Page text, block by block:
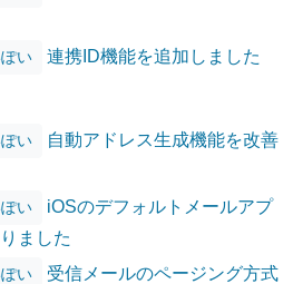
い 連携ID機能を追加しました
い
自動アドレス生成機能を改善
い
iOSのデフォルトメールアプ
ました
い
受信メールのページング方式